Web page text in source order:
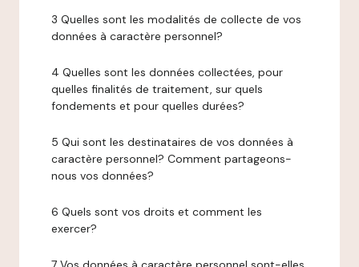
3 Quelles sont les modalités de collecte de vos
données à caractère personnel?
4 Quelles sont les données collectées, pour
quelles finalités de traitement, sur quels
fondements et pour quelles durées?
5 Qui sont les destinataires de vos données à
caractère personnel? Comment partageons-
nous vos données?
6 Quels sont vos droits et comment les
exercer?